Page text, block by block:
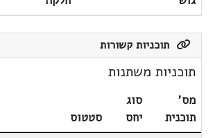
תוכניות קשורות
תוכניות משתנות
מס'
תוכנית
סוג
יחס
סטטוס